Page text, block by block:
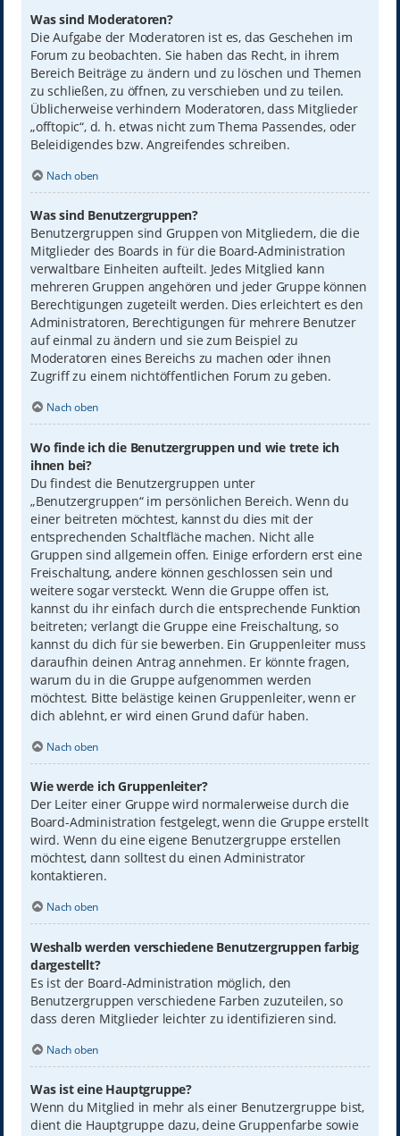
Was sind Moderatoren?
Die Aufgabe der Moderatoren ist es, das Geschehen im
Forum zu beobachten. Sie haben das Recht, in ihrem
Bereich Beiträge zu ändern und zu löschen und Themen
zu schließen, zu öffnen, zu verschieben und zu teilen.
Üblicherweise verhindern Moderatoren, dass Mitglieder
„offtopic“, d. h. etwas nicht zum Thema Passendes, oder
Beleidigendes bzw. Angreifendes schreiben.
Nach oben
Was sind Benutzergruppen?
Benutzergruppen sind Gruppen von Mitgliedern, die die
Mitglieder des Boards in für die Board-Administration
verwaltbare Einheiten aufteilt. Jedes Mitglied kann
mehreren Gruppen angehören und jeder Gruppe können
Berechtigungen zugeteilt werden. Dies erleichtert es den
Administratoren, Berechtigungen für mehrere Benutzer
auf einmal zu ändern und sie zum Beispiel zu
Moderatoren eines Bereichs zu machen oder ihnen
Zugriff zu einem nichtöffentlichen Forum zu geben.
Nach oben
Wo finde ich die Benutzergruppen und wie trete ich
ihnen bei?
Du findest die Benutzergruppen unter
„Benutzergruppen“ im persönlichen Bereich. Wenn du
einer beitreten möchtest, kannst du dies mit der
entsprechenden Schaltfläche machen. Nicht alle
Gruppen sind allgemein offen. Einige erfordern erst eine
Freischaltung, andere können geschlossen sein und
weitere sogar versteckt. Wenn die Gruppe offen ist,
kannst du ihr einfach durch die entsprechende Funktion
beitreten; verlangt die Gruppe eine Freischaltung, so
kannst du dich für sie bewerben. Ein Gruppenleiter muss
daraufhin deinen Antrag annehmen. Er könnte fragen,
warum du in die Gruppe aufgenommen werden
möchtest. Bitte belästige keinen Gruppenleiter, wenn er
dich ablehnt, er wird einen Grund dafür haben.
Nach oben
Wie werde ich Gruppenleiter?
Der Leiter einer Gruppe wird normalerweise durch die
Board-Administration festgelegt, wenn die Gruppe erstellt
wird. Wenn du eine eigene Benutzergruppe erstellen
möchtest, dann solltest du einen Administrator
kontaktieren.
Nach oben
Weshalb werden verschiedene Benutzergruppen farbig
dargestellt?
Es ist der Board-Administration möglich, den
Benutzergruppen verschiedene Farben zuzuteilen, so
dass deren Mitglieder leichter zu identifizieren sind.
Nach oben
Was ist eine Hauptgruppe?
Wenn du Mitglied in mehr als einer Benutzergruppe bist,
dient die Hauptgruppe dazu, deine Gruppenfarbe sowie